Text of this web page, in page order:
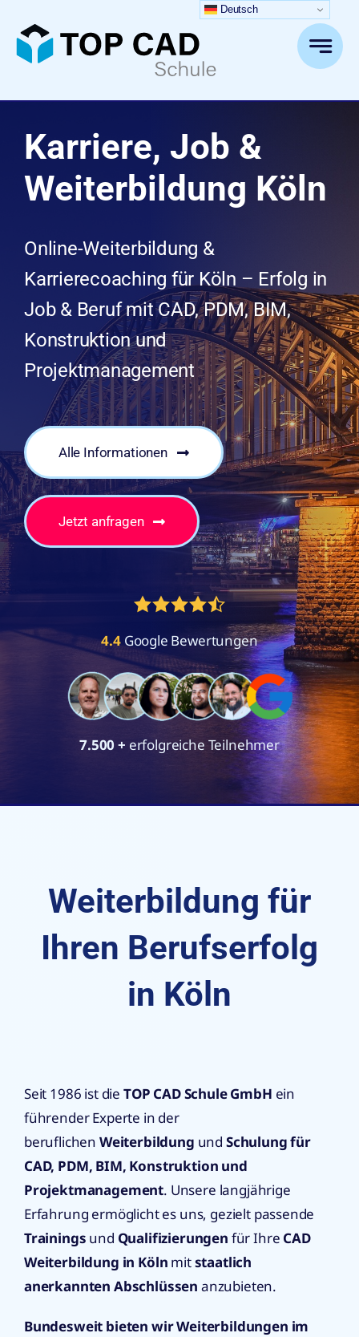
Inhalt
springen
Karriere, Job &
Weiterbildung Köln
Online-Weiterbildung &
Karrierecoaching für Köln – Erfolg in
Job & Beruf mit CAD, PDM, BIM,
Konstruktion und
Projektmanagement
Alle Informationen
Jetzt anfragen
4.4Google Bewertungen
7.500 + erfolgreiche Teilnehmer
Weiterbildung für
Ihren Berufserfolg
in Köln
Seit 1986 ist die TOP CAD Schule GmbH ein
führender Experte in der
beruflichen Weiterbildung und Schulung für
CAD, PDM, BIM, Konstruktion und
Projektmanagement. Unsere langjährige
Erfahrung ermöglicht es uns, gezielt passende
Trainings und Qualifizierungen für Ihre CAD
Weiterbildung in Köln mitstaatlich
anerkannten Abschlüssen anzubieten.
Bundesweit bieten wir Weiterbildungen im
Deutsch